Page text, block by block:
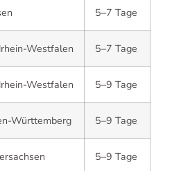
5–7 Tage
Westfalen 5–7 Tage
Westfalen 5–9 Tage
Württemberg 5–9 Tage
5–9 Tage